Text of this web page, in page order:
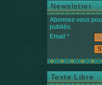
Newsletter
Abonnez-vous
publiés.
Email
Texte Libre